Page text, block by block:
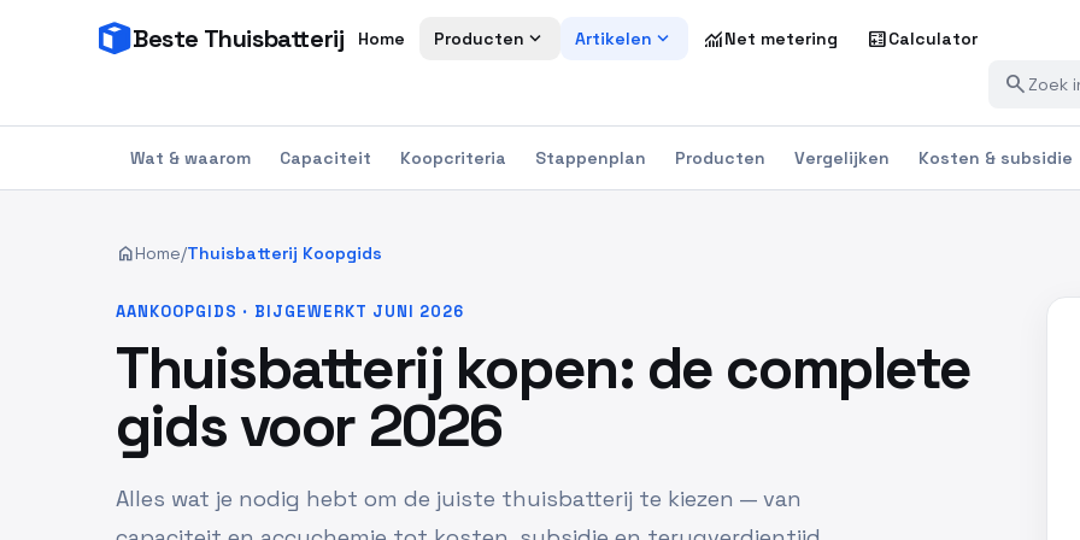
Beste Thuisbatterij Home Producten expand_more Artikelen expand_more monitoringNet metering calculateCalculator
search
Wat & waarom Capaciteit Koopcriteria Stappenplan Producten Vergelijken Kosten & subsidie
homeHome/Thuisbatterij Koopgids
AANKOOPGIDS · BIJGEWERKT JUNI 2026
Thuisbatterij kopen: de complete
gids voor 2026
Alles wat je nodig hebt om de juiste thuisbatterij te kiezen — van